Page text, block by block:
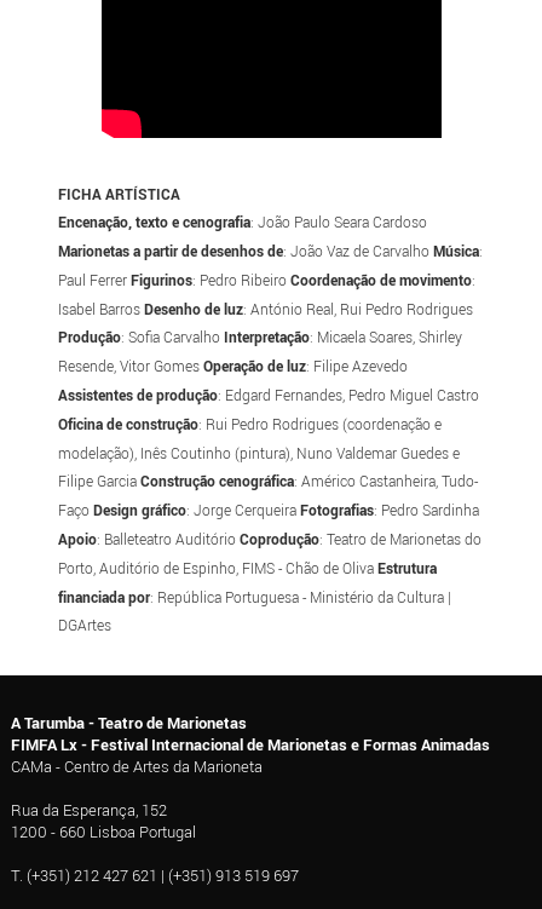
FICHA ARTÍSTICA
Encenação, texto e cenografia: João Paulo Seara Cardoso
Marionetas a partir de desenhos de: João Vaz de CarvalhoMúsica:
Paul FerrerFigurinos: Pedro RibeiroCoordenação de movimento:
Isabel BarrosDesenho de luz: António Real, Rui Pedro Rodrigues
Produção: Sofia Carvalho Interpretação: Micaela Soares, Shirley
Resende, Vitor GomesOperação de luz: Filipe Azevedo
Assistentes de produção: Edgard Fernandes, Pedro Miguel Castro
Oficina de construção: Rui Pedro Rodrigues (coordenação e
modelação), Inês Coutinho (pintura), Nuno Valdemar Guedes e
Filipe GarciaConstrução cenográfica: Américo Castanheira, Tudo-
FaçoDesign gráfico: Jorge CerqueiraFotografias: Pedro Sardinha
Apoio: Balleteatro AuditórioCoprodução: Teatro de Marionetas do
Porto, Auditório de Espinho, FIMS - Chão de OlivaEstrutura
financiada por: República Portuguesa - Ministério da Cultura |
DGArtes
A Tarumba - Teatro de Marionetas
FIMFA Lx - Festival Internacional de Marionetas e Formas Animadas
CAMa - Centro de Artes da Marioneta
Rua da Esperança, 152
1200 - 660 Lisboa Portugal
T. (+351) 212 427 621 | (+351) 913 519 697